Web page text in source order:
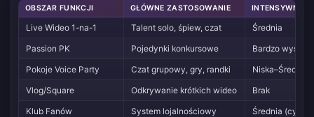
OBSZAR FUNKCJI GŁÓWNE ZASTOSOWANIE
Live Wideo 1-na-1 Talent solo, śpiew, czat
Średnia
Passion PK
Pojedynki konkursowe
Bardzo wysoka
Pokoje Voice Party
Czat grupowy, gry, randki
Niska–Średnia
Vlog/Square
Odkrywanie krótkich wideo
Brak
Klub Fanów
System lojalnościowy
Średnia